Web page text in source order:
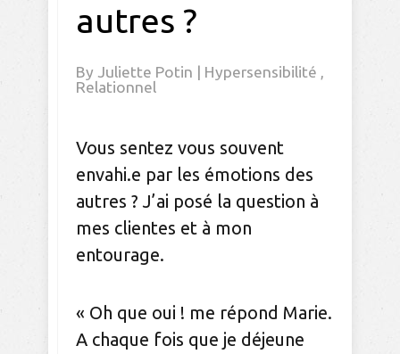
autres ?
By Juliette Potin | Hypersensibilité
Relationnel
Vous sentez vous souvent
envahi.e par les émotions des
autres ? J’ai posé la question à
mes clientes et à mon
entourage.
« Oh que oui ! me répond Marie.
A chaque fois que je déjeune